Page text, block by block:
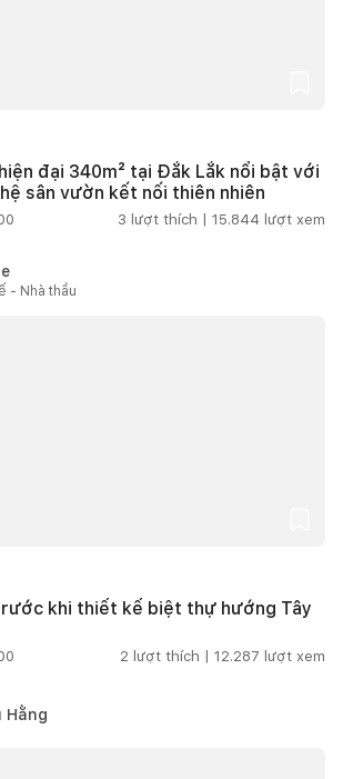
đại 340m² tại Đắk Lắk nổi bật với
sân vườn kết nối thiên nhiên
3 lượt thích | 15.844 lượt xem
- Nhà thầu
khi thiết kế biệt thự hướng Tây
2 lượt thích | 12.287 lượt xem
Hằng